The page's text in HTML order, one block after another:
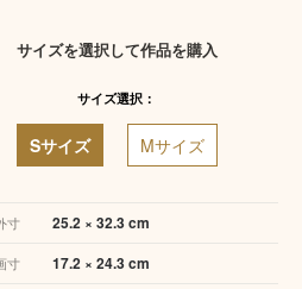
サイズを選択して作品を購入
サイズ選択：
Sサイズ Mサイズ
寸 25.2 × 32.3 cm
寸 17.2 × 24.3 cm